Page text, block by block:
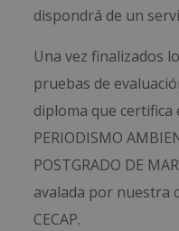
dispondrá de un
Una vez finalizados
pruebas de
diploma que certifica
PERIODISMO
POSTGRADO DE
avalada por nuestra
CECAP.